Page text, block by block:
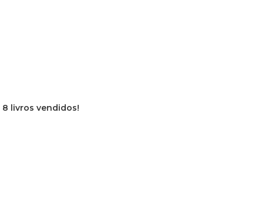
8 livros vendidos!